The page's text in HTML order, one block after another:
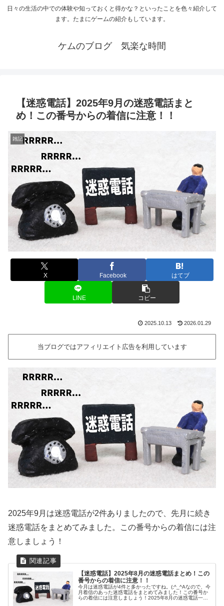
日々の生活の中での体験や知っておくと得かな？といったことを色々紹介して
ます。たまにゲームの紹介もしています。
ケムのブログ 気楽な時間
【迷惑電話】2025年9月の迷惑電話まと
め！この番号からの着信に注意！！
雑記
X Facebook はてブ
LINE コピー
2025.10.13 2026.01.29
当ブログではアフィリエイト広告を利用しています
2025年9月は迷惑電話が2件ありましたので、先月に続き
迷惑電話をまとめてみました。この番号からの着信には注
意しましょう！
【迷惑電話】2025年8月の迷惑電話まとめ！この
番号からの着信に注意！！
今月は迷惑電話が4件と多かったですね。(;^_^Aなので、今
月着信のあった迷惑電話をまとめてみました！この番号か
らの着信には注意しましょう！2025年8月の迷惑電話一覧